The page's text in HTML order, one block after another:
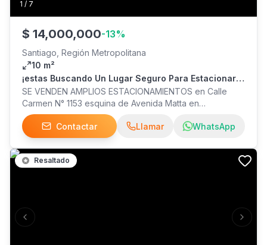
1 / 7
$ 14,000,000-13%
Santiago, Región Metropolitana
10 m²
¡estas Buscando Un Lugar Seguro Para Estacionar
Tu Auto? Esta Es Su Oportunidad
SE VENDEN AMPLIOS ESTACIONAMIENTOS en Calle
Carmen N° 1153 esquina de Avenida Matta en
Comunidad Carmen Matta. Abierto 24 horas, cuenta con
portón eléctrico con ingreso seguro usando aplicación
SafeCard, mucha iluminación, Conserjería 24/7
Contactar Llamar WhatsApp
Previous slide Next
Resaltado